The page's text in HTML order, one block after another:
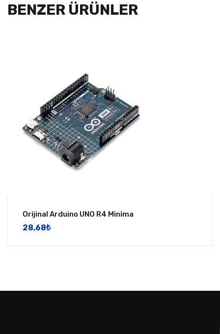
BENZER ÜRÜNLER
Orijinal Arduino UNO R4 Minima
28,68​₺